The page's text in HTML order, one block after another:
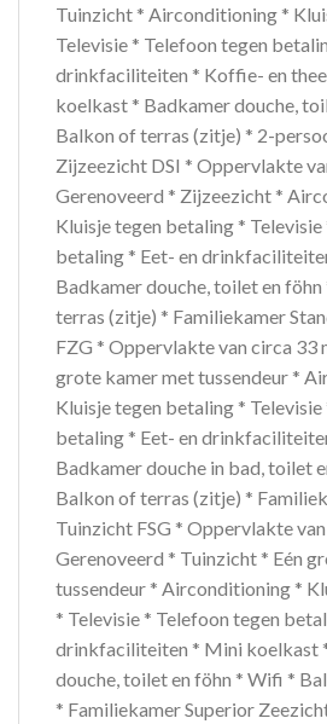
Tuinzicht * Airconditioning *
Televisie * Telefoon tegen
drinkfaciliteiten * Koffie- en
koelkast * Badkamer douche,
Balkon of terras (zitje) * 2-
Zijzeezicht DSI * Oppervlakte
Gerenoveerd * Zijzeezicht *
Kluisje tegen betaling *
betaling * Eet- en
Badkamer douche, toilet en
terras (zitje) * Familiekamer
FZG * Oppervlakte van circa 33
grote kamer met tussendeur *
Kluisje tegen betaling *
betaling * Eet- en
Badkamer douche in bad, toilet
Balkon of terras (zitje) *
Tuinzicht FSG * Oppervlakte
Gerenoveerd * Tuinzicht * Eén
tussendeur * Airconditioning *
* Televisie * Telefoon tegen
drinkfaciliteiten * Mini koelkast
douche, toilet en föhn * Wifi *
* Familiekamer Superior